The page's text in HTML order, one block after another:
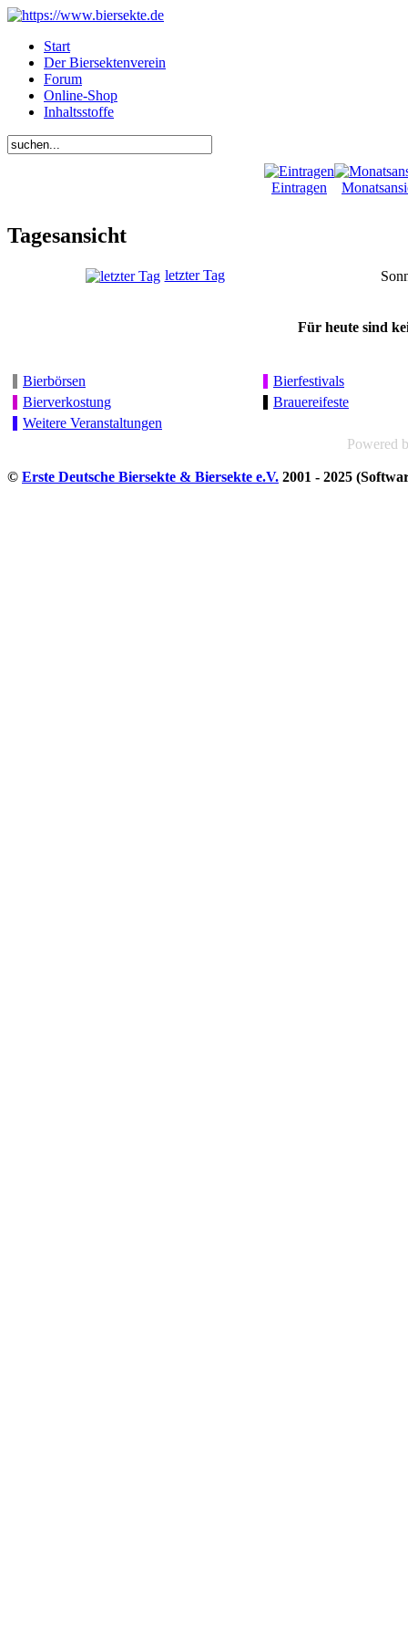
Start
Der Biersektenverein
Forum
Online-Shop
Inhaltsstoffe
Eintragen
Tagesansicht
letzter Tag
Für heute sind
Bierbörsen
Bierfestivals
Bierverkostung
Brauereifeste
Weitere Veranstaltungen
Powered
© Erste Deutsche Biersekte & Biersekte e.V. 2001 - 2025